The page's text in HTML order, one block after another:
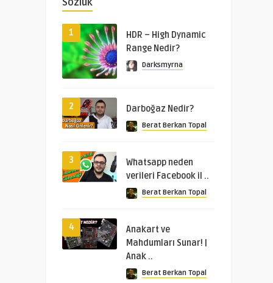
Sözlük
1
HDR – High Dynamic
Range Nedir?
Darksmyrna
2 Darboğaz Nedir?
Berat Berkan Topal
3
Whatsapp neden
verileri Facebook il ..
Berat Berkan Topal
4
Anakart ve
Mahdumları Sunar! |
Anak ..
Berat Berkan Topal